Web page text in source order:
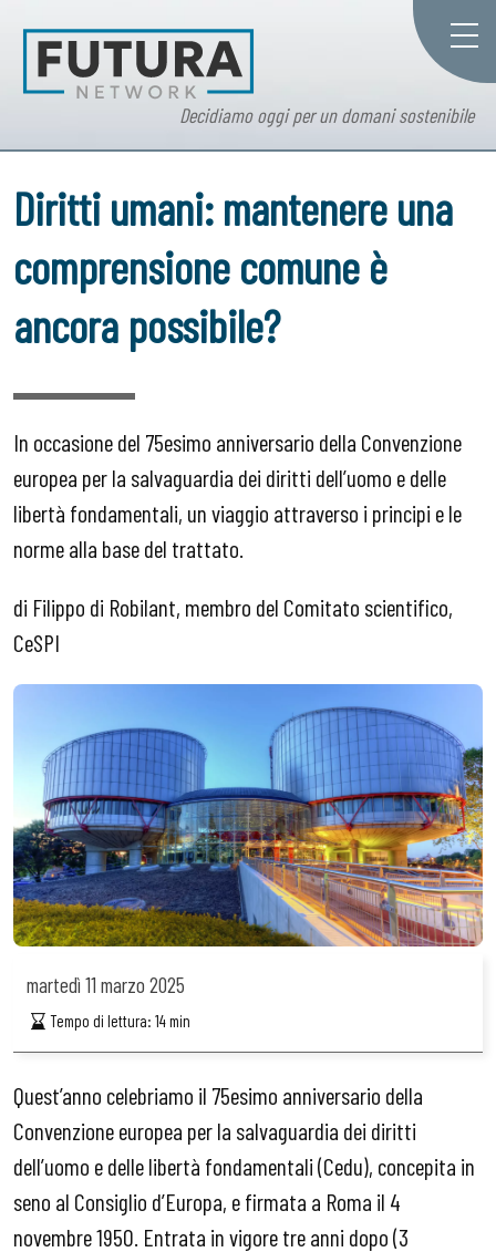
Decidiamo oggi per un domani sostenibile
Diritti umani: mantenere una
comprensione comune è
ancora possibile?
In occasione del 75esimo anniversario della Convenzione
europea per la salvaguardia dei diritti dell’uomo e delle
libertà fondamentali, un viaggio attraverso i principi e le
norme alla base del trattato.
di Filippo di Robilant, membro del Comitato scientifico,
CeSPI
martedì 11 marzo 2025
Tempo di lettura:14min
Quest’anno celebriamo il 75esimo anniversario della
Convenzione europea per la salvaguardia dei diritti
dell’uomo e delle libertà fondamentali (Cedu), concepita in
seno al Consiglio d’Europa, e firmata a Roma il 4
novembre 1950. Entrata in vigore tre anni dopo (3